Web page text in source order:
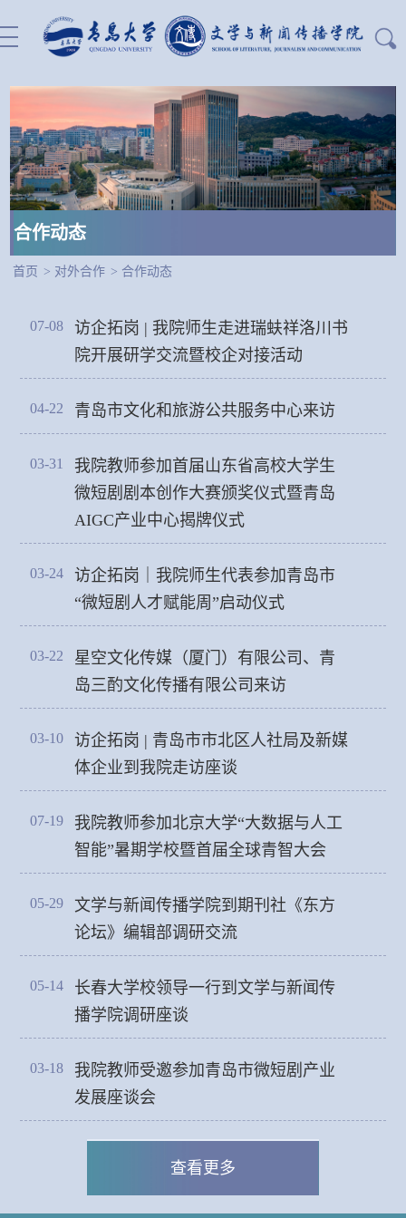
站内搜索：
合作动态
首页 > 对外合作 > 合作动态
07-08
访企拓岗 | 我院师生走进瑞蚨祥洛川书
院开展研学交流暨校企对接活动
04-22 青岛市文化和旅游公共服务中心来访
03-31
我院教师参加首届山东省高校大学生
微短剧剧本创作大赛颁奖仪式暨青岛
AIGC产业中心揭牌仪式
03-24
访企拓岗｜我院师生代表参加青岛市
“微短剧人才赋能周”启动仪式
03-22
星空文化传媒（厦门）有限公司、青
岛三酌文化传播有限公司来访
03-10
访企拓岗 | 青岛市市北区人社局及新媒
体企业到我院走访座谈
07-19
我院教师参加北京大学“大数据与人工
智能”暑期学校暨首届全球青智大会
05-29
文学与新闻传播学院到期刊社《东方
论坛》编辑部调研交流
05-14
长春大学校领导一行到文学与新闻传
播学院调研座谈
03-18
我院教师受邀参加青岛市微短剧产业
发展座谈会
查看更多